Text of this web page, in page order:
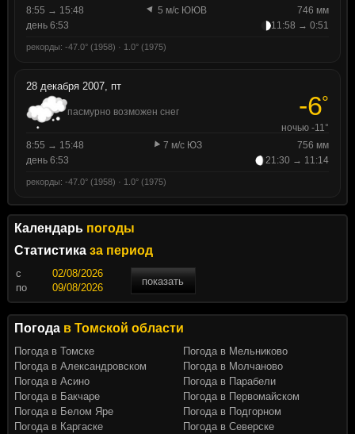
8:55 → 15:48
5 м/с ЮЮВ
746 мм
день 6:53
11:58 → 0:51
рекорды: -47.0° (1958) · 1.0° (1975)
28 декабря 2007, пт
пасмурно возможен снег -6°
ночью -11°
8:55 → 15:48
7 м/с ЮЗ
756 мм
день 6:53
21:30 → 11:14
рекорды: -47.0° (1958) · 1.0° (1975)
Календарь погоды
Статистика за период
c
показать
по
Погода в Томской области
Погода в Томске
Погода в Александровском
Погода в Асино
Погода в Бакчаре
Погода в Белом Яре
Погода в Каргаске
Погода в Мельниково
Погода в Молчаново
Погода в Парабели
Погода в Первомайском
Погода в Подгорном
Погода в Северске